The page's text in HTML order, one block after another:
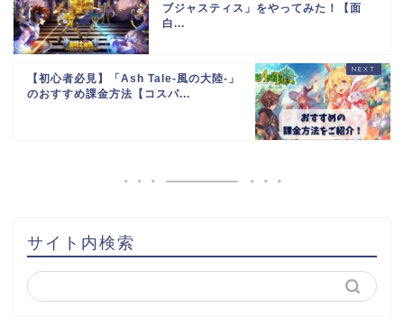
ブジャスティス」をやってみた！【面
白...
【初心者必見】「Ash Tale-風の大陸-」
のおすすめ課金方法【コスパ...
サイト内検索